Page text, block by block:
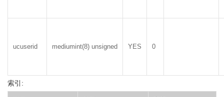
ucuserid mediumint(8) unsigned YES 0
索引: